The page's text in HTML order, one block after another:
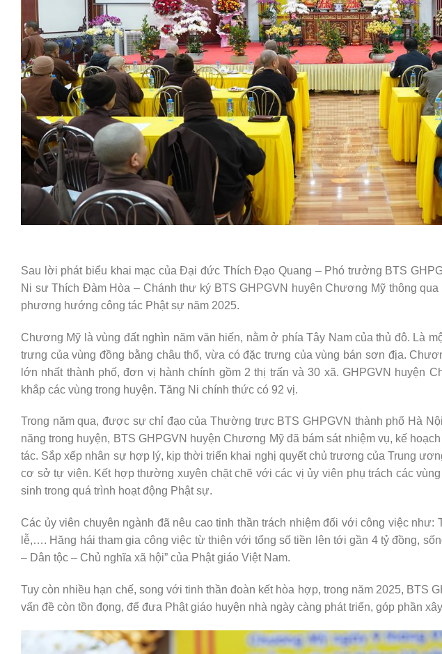
Sau lời phát biểu khai mạc của Đại đức Thích Đạo Quang – Phó trưởng BTS
Ni sư Thích Đàm Hòa – Chánh thư ký BTS GHPGVN huyện Chương Mỹ thông
phương hướng công tác Phật sự năm 2025.
Chương Mỹ là vùng đất nghìn năm văn hiến, nằm ở phía Tây Nam của thủ đô. Là
trưng của vùng đồng bằng châu thổ, vừa có đặc trưng của vùng bán sơn địa.
lớn nhất thành phố, đơn vị hành chính gồm 2 thị trấn và 30 xã. GHPGVN huyện
khắp các vùng trong huyện. Tăng Ni chính thức có 92 vị.
Trong năm qua, được sự chỉ đạo của Thường trực BTS GHPGVN thành phố Hà
năng trong huyện, BTS GHPGVN huyện Chương Mỹ đã bám sát nhiệm vụ, kế
tác. Sắp xếp nhân sự hợp lý, kịp thời triển khai nghị quyết chủ trương của Trung
cơ sở tự viện. Kết hợp thường xuyên chặt chẽ với các vị ủy viên phụ trách các
sinh trong quá trình hoạt động Phật sự.
Các ủy viên chuyên ngành đã nêu cao tinh thần trách nhiệm đối với công việc
lễ,…. Hăng hái tham gia công việc từ thiện với tổng số tiền lên tới gần 4 tỷ đồng,
– Dân tộc – Chủ nghĩa xã hội” của Phật giáo Việt Nam.
Tuy còn nhiều hạn chế, song với tinh thần đoàn kết hòa hợp, trong năm 2025, BTS
vấn đề còn tồn đọng, để đưa Phật giáo huyện nhà ngày càng phát triển, góp phần